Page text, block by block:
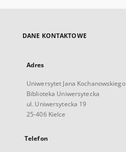
DANE KONTAKTOWE
Adres
Uniwersytet Jana Kochanowskiego
Biblioteka Uniwersytecka
ul. Uniwersytecka 19
25-406 Kielce
Telefon